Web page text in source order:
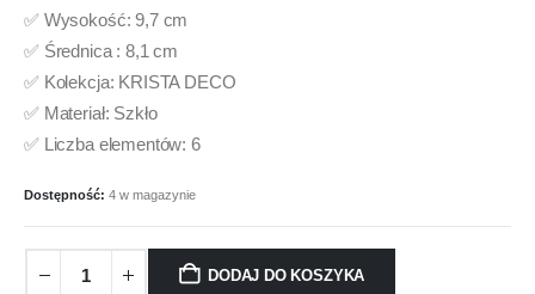
✅ Wysokość: 9,7 cm
✅ Średnica : 8,1 cm
✅ Kolekcja: KRISTA DECO
✅ Materiał: Szkło
✅ Liczba elementów: 6
Dostępność: 4 w magazynie
DODAJ DO KOSZYKA